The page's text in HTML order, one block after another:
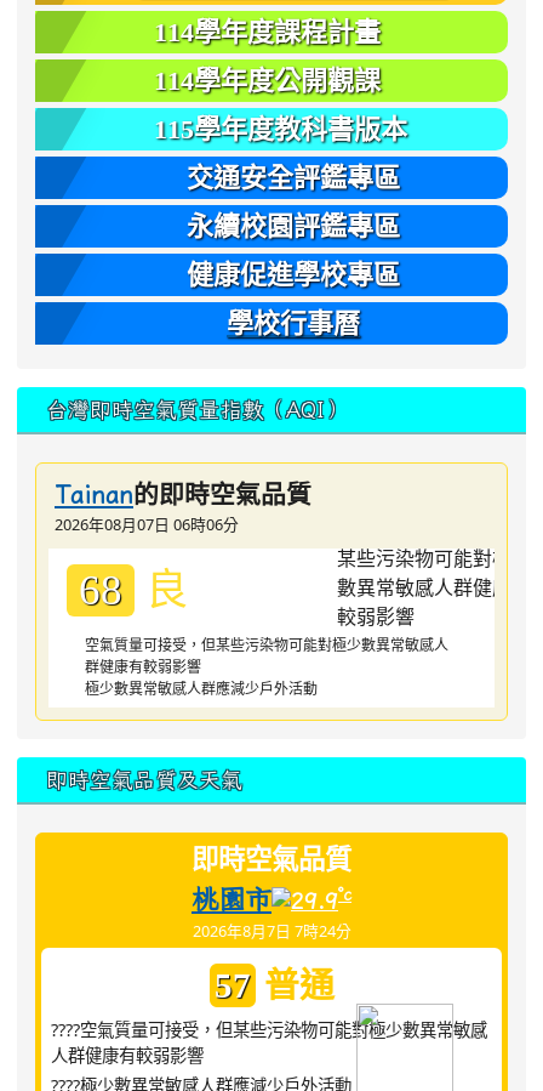
114學年度課程計畫
114學年度公開觀課
115學年度教科書版本
交通安全評鑑專區
永續校園評鑑專區
健康促進學校專區
學校行事曆
台灣即時空氣質量指數（AQI）
Tainan的即時空氣品質
2026年08月07日 06時06分
68 良
空氣質量可接受，但某些污染物可能對極少數異常敏感人
群健康有較弱影響
極少數異常敏感人群應減少戶外活動
即時空氣品質及天氣
即時空氣品質
桃園市 29.9°c
2026年8月7日 7時24分
57 普通
????空氣質量可接受，但某些污染物可能對極少數異常敏感
人群健康有較弱影響
????極少數異常敏感人群應減少戶外活動